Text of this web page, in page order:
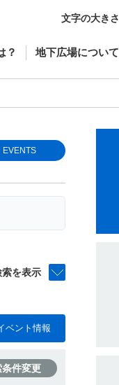
文字の大きさ
？ 地下広場について
EVENTS
を表示
ベント情報
条件変更